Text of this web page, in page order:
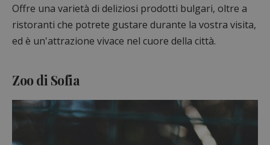
Offre una varietà di deliziosi prodotti bulgari, oltre a
ristoranti che potrete gustare durante la vostra visita,
ed è un'attrazione vivace nel cuore della città.
Zoo di Sofia